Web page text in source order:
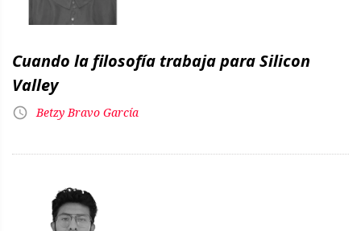
Cuando la filosofía trabaja para Silicon
Valley
Betzy Bravo García